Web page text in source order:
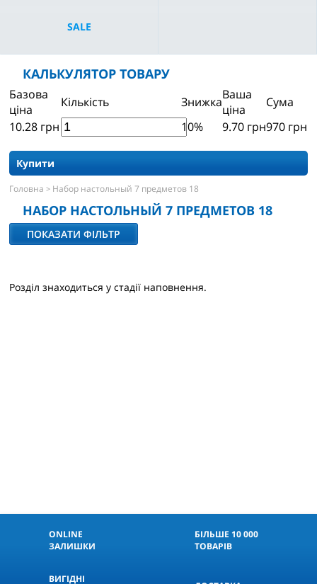
SALE
КАЛЬКУЛЯТОР ТОВАРУ
Базова
ціна
Кількість ЗнижкаВаша
ціна
Сума
10.28 грн 10% 9.70 грн970 грн
Купити
Головна > Набор настольный 7 предметов 18
НАБОР НАСТОЛЬНЫЙ 7 ПРЕДМЕТОВ 18
ПОКАЗАТИ ФІЛЬТР
Розділ знаходиться у стадії наповнення.
ONLINE
ЗАЛИШКИ
БІЛЬШЕ 10 000
ТОВАРІВ
ВИГІДНІ